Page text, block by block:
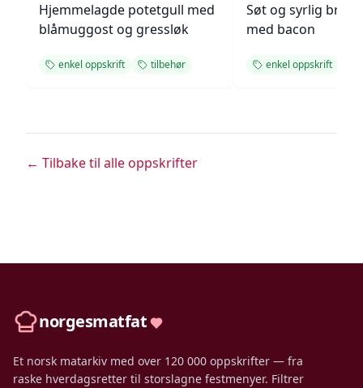
Hjemmelagde potetgull med
blåmuggost og gressløk
enkel oppskrift tilbehør
Søt og syrlig
med bacon
enkel oppskrift
← Tilbake til alle oppskrifter
norgesmatfat
Et norsk matarkiv med over 120 000 oppskrifter — fra
raske hverdagsretter til storslagne festmenyer. Filtrer